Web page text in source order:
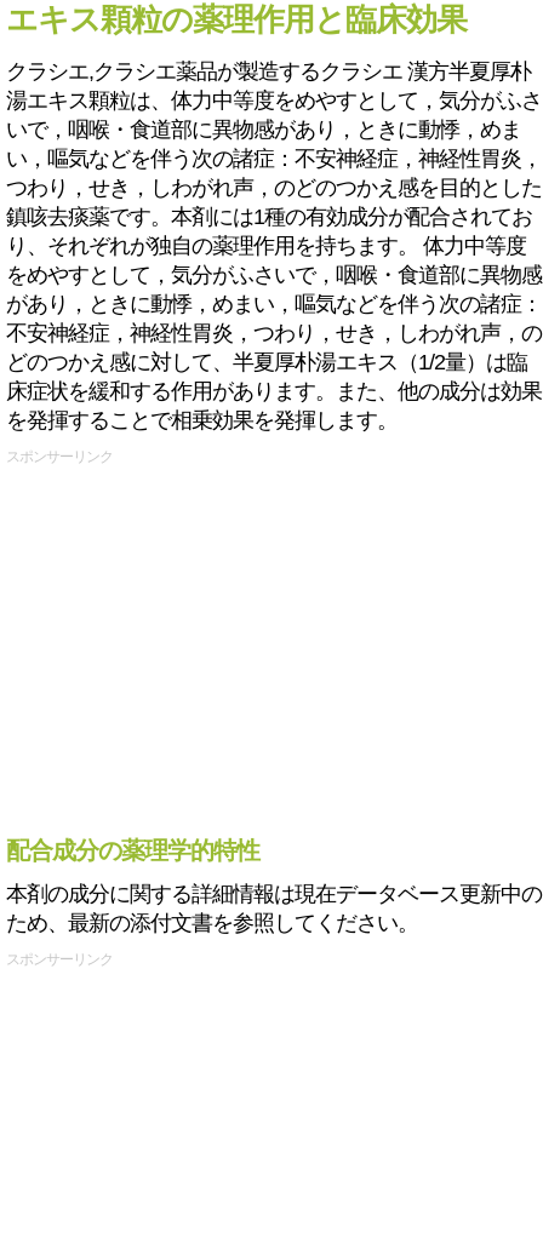
エキス顆粒の薬理作用と臨床効果
クラシエ,クラシエ薬品が製造するクラシエ 漢方半夏厚朴
湯エキス顆粒は、体力中等度をめやすとして，気分がふさ
いで，咽喉・食道部に異物感があり，ときに動悸，めま
い，嘔気などを伴う次の諸症：不安神経症，神経性胃炎，
つわり，せき，しわがれ声，のどのつかえ感を目的とした
鎮咳去痰薬です。本剤には1種の有効成分が配合されてお
り、それぞれが独自の薬理作用を持ちます。 体力中等度
をめやすとして，気分がふさいで，咽喉・食道部に異物感
があり，ときに動悸，めまい，嘔気などを伴う次の諸症：
不安神経症，神経性胃炎，つわり，せき，しわがれ声，の
どのつかえ感に対して、半夏厚朴湯エキス（1/2量）は臨
床症状を緩和する作用があります。また、他の成分は効果
を発揮することで相乗効果を発揮します。
スポンサーリンク
配合成分の薬理学的特性
本剤の成分に関する詳細情報は現在データベース更新中の
ため、最新の添付文書を参照してください。
スポンサーリンク